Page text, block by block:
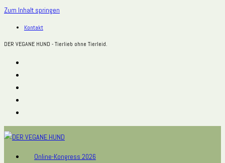
Zum Inhalt springen
Kontakt
DER VEGANE HUND - Tierlieb ohne Tierleid.
Online-Kongress 2026